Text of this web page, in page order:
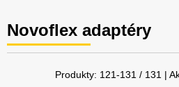
Novoflex adaptéry
Produkty: 121-131/ 131|